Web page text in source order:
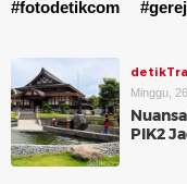
#fotodetikcom
Minggu,
PIK2